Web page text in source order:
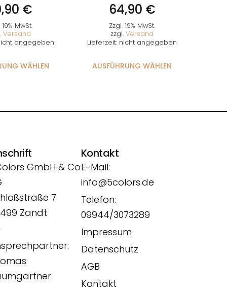
€
19% MwSt.
Versand
angegeben
WÄHLEN
64,90 €
Zzgl. 19% MwSt.
zzgl. Versand
Lieferzeit: nicht angegeben
AUSFÜHRUNG WÄHLEN
GmbH & Co
7
Zandt
Kontakt
E-Mail:
info@5colors.de
Telefon:
09944/3073289
Impressum
Datenschutz
AGB
Kontakt